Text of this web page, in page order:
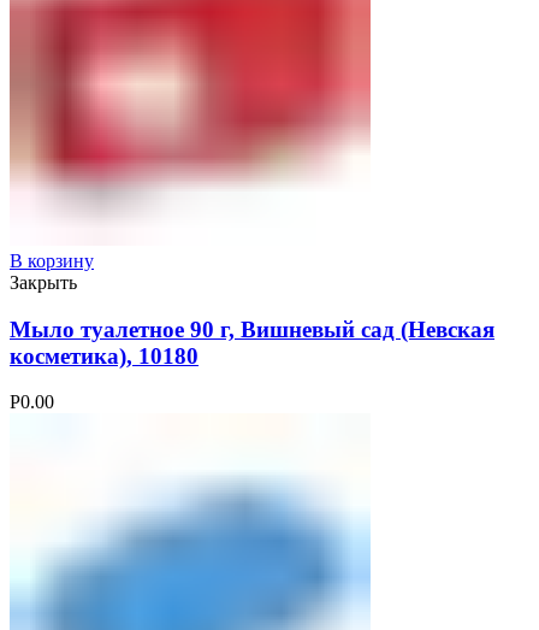
В корзину
Закрыть
Мыло туалетное 90 г, Вишневый сад (Невская
косметика), 10180
Р0.00